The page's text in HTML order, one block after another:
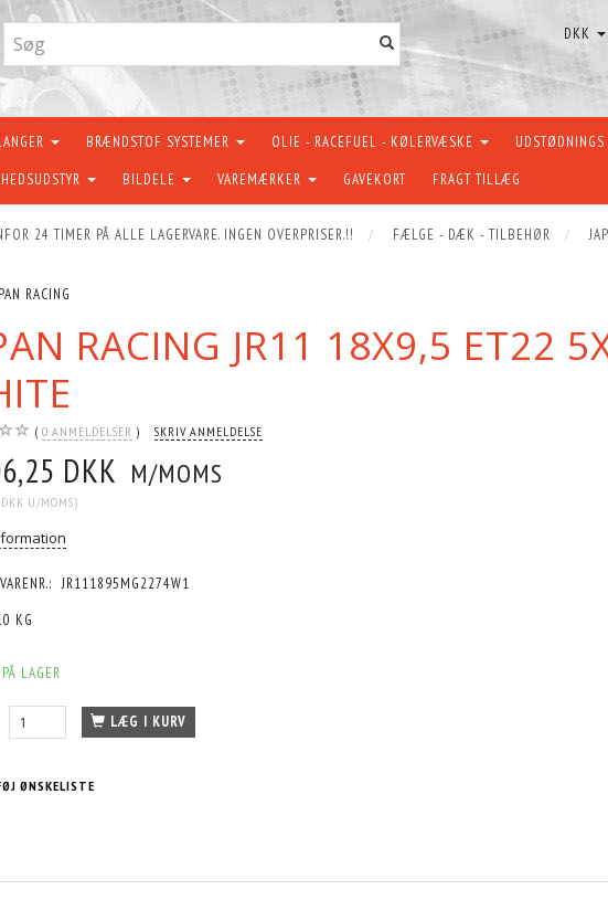
DKK
BRÆNDSTOF SYSTEMER OLIE - RACEFUEL - KØLERVÆSKE UDSTØDNINGS
BILDELE VAREMÆRKER GAVEKORT FRAGT TILLÆG
24 TIMER PÅ ALLE LAGERVARE. INGEN OVERPRISER.!! FÆLGE - DÆK - TILBEHØR
RACING
RACING JR11 18X9,5 ET22
0 ANMELDELSER SKRIV ANMELDELSE
DKK M/MOMS
U/MOMS)
JR111895MG2274W1
KG
PÅ LAGER
LÆG I KURV
ØNSKELISTE